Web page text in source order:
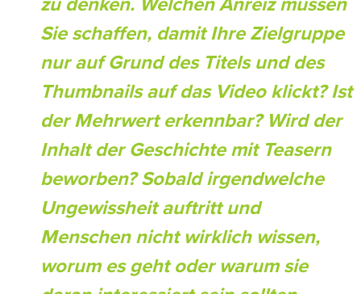
zu denken. Welchen Anreiz müssen
Sie schaffen, damit Ihre Zielgruppe
nur auf Grund des Titels und des
Thumbnails auf das Video klickt? Ist
der Mehrwert erkennbar? Wird der
Inhalt der Geschichte mit Teasern
beworben? Sobald irgendwelche
Ungewissheit auftritt und
Menschen nicht wirklich wissen,
worum es geht oder warum sie